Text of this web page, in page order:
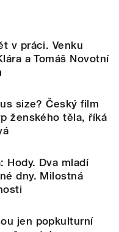
v práci. Venku
a Tomáš Novotní
size? Český film
ženského těla, říká
Hody. Dva mladí
dny. Milostná
jen popkulturní